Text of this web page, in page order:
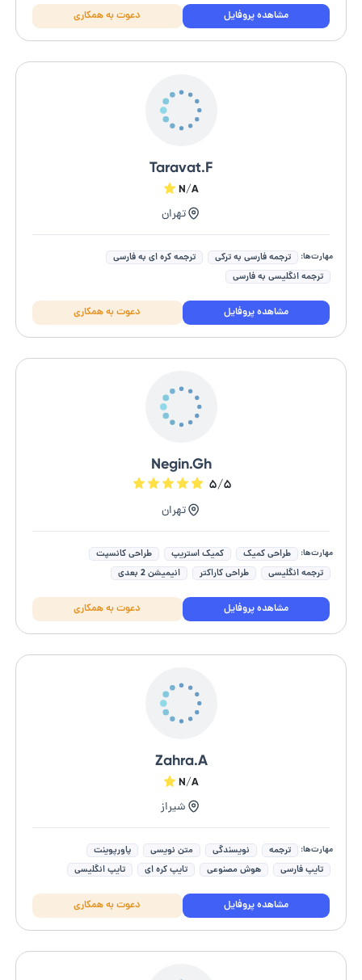
مشاهده پروفایل دعوت به همکاری
Taravat.F
N/A
تهران
مهارت‌ها: ترجمه فارسی به ترکی
ترجمه کره ای به فارسی
ترجمه انگلیسی به فارسی
مشاهده پروفایل دعوت به همکاری
Negin.Gh
۵/۵
تهران
مهارت‌ها: طراحی کمیک کمیک استریپ
طراحی کانسپت
ترجمه انگلیسی
طراحی کاراکتر
انیمیشن 2 بعدی
ترجمه فارسی به انگلیسی
مشاهده پروفایل دعوت به همکاری
Zahra.A
N/A
شیراز
مهارت‌ها: ترجمه نویسندگی متن نویسی
پاورپوینت
تایپ فارسی
هوش مصنوعی تایپ کره ای
تایپ انگلیسی
مشاهده پروفایل دعوت به همکاری